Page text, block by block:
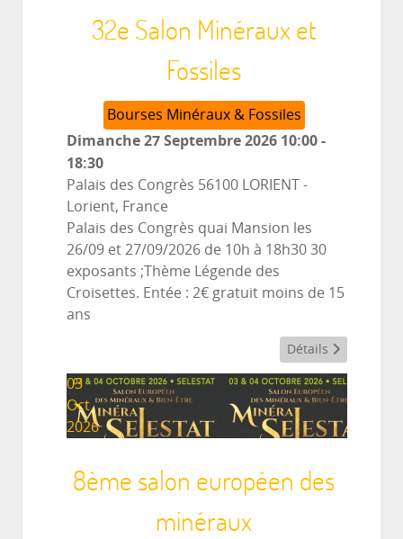
32e Salon Minéraux et
Fossiles
Bourses Minéraux & Fossiles
Dimanche 27 Septembre 2026 10:00-
18:30
Palais des Congrès 56100 LORIENT -
Lorient, France
Palais des Congrès quai Mansion les
26/09 et 27/09/2026 de 10h à 18h30 30
exposants ;Thème Légende des
Croisettes. Entée : 2€ gratuit moins de 15
ans
Détails
03
Oct
2026
8ème salon européen des
minéraux